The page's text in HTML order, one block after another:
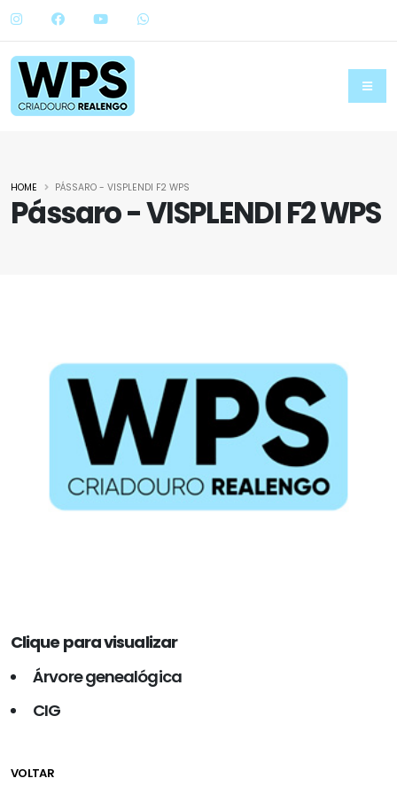
Pássaro - VISPLENDI F2 WPS
HOME PÁSSARO - VISPLENDI F2 WPS
Clique para visualizar
Árvore genealógica
CIG
VOLTAR